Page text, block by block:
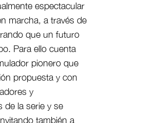
espectacular
marcha, a través de
que un futuro
Para ello cuenta
pionero que
propuesta y con
y
de la serie y se
también a